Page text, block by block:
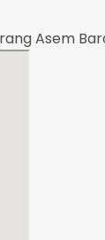
Asem